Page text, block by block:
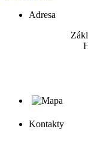
Adresa
Kontakty